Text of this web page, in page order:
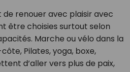
renouer avec plaisir avec
être choisies surtout selon
Marche ou vélo dans la
Pilates, yoga, boxe,
d’aller vers plus de paix,